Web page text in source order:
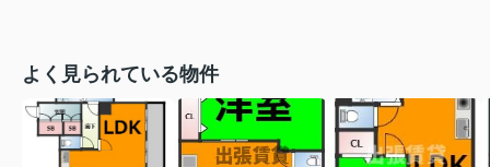
よく見られている物件